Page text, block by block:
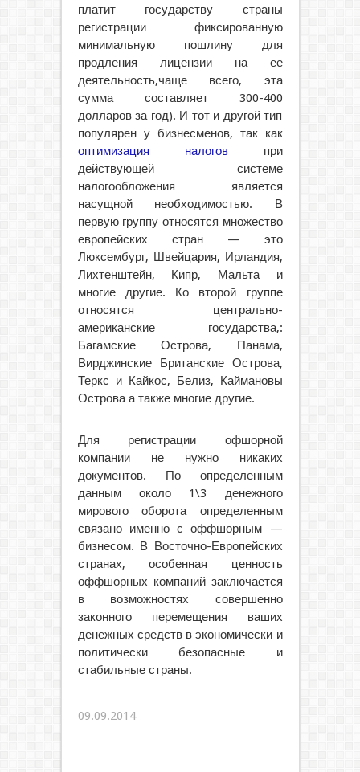
платит государству страны
регистрации фиксированную
минимальную пошлину для
продления лицензии на ее
деятельность,чаще всего, эта
сумма составляет 300-400
долларов за год). И тот и другой тип
популярен у бизнесменов, так как
оптимизация налоговпри
действующей системе
налогообложения является
насущной необходимостью. В
первую группу относятся множество
европейских стран — это
Люксембург, Швейцария, Ирландия,
Лихтенштейн, Кипр, Мальта и
многие другие. Ко второй группе
относятся центрально-
американские государства,:
Багамские Острова, Панама,
Вирджинские Британские Острова,
Теркс и Кайкос, Белиз, Каймановы
Острова а также многие другие.
Для регистрации офшорной
компании не нужно никаких
документов. По определенным
данным около 1\3 денежного
мирового оборота определенным
связано именно с оффшорным —
бизнесом. В Восточно-Европейских
странах, особенная ценность
оффшорных компаний заключается
в возможностях совершенно
законного перемещения ваших
денежных средств в экономически и
политически безопасные и
стабильные страны.
09.09.2014